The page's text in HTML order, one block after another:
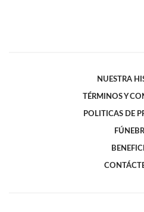
NUESTRA
TÉRMINOS Y
POLITICAS DE